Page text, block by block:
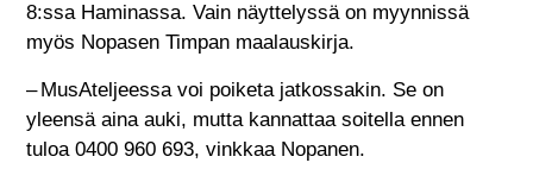
8:ssa Haminassa. Vain näyttelyssä on myynnissä
myös Nopasen Timpan maalauskirja.
– MusAteljeessa voi poiketa jatkossakin. Se on
yleensä aina auki, mutta kannattaa soitella ennen
tuloa 0400 960 693, vinkkaa Nopanen.